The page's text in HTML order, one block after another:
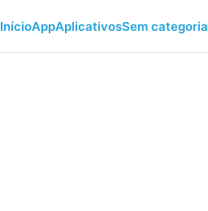
InícioAppAplicativosSem categoria